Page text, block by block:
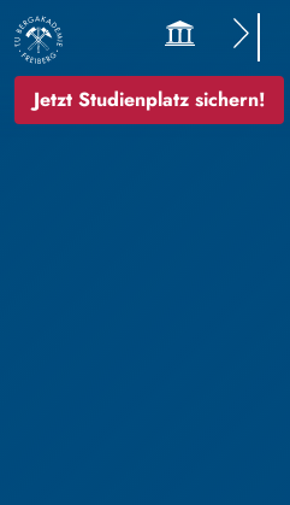
Jetzt Studienplatz sichern!